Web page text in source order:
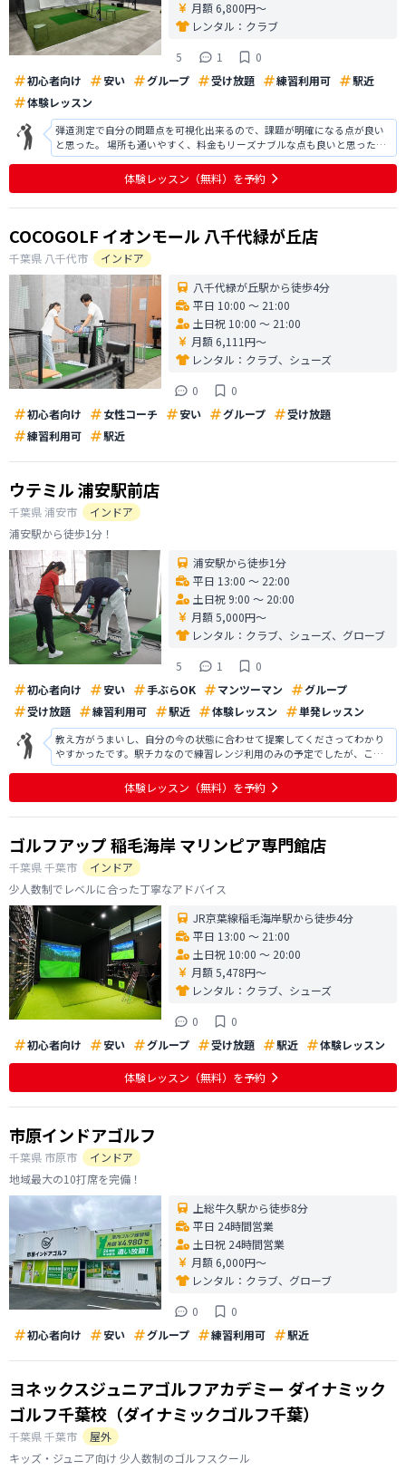
月額 6,800円〜
レンタル： クラブ
5
1
0
初心者向け
安い グループ 受け放題 練習利用可
駅近
体験レッスン
弾道測定で自分の問題点を可視化出来るので、課題が明確になる点が良い
と思った。 場所も通いやすく、料金もリーズナブルな点も良いと思った。
指導に関しても、やるべき事を明確に伝えてくれるので着実にステップア
ップしていけるのではと思う。 打席は4つであまり多く無いので、希望する
時間（自分はサラリーマンなの
体験レッスン （無料） を予約
COCOGOLF イオンモール 八千代緑が丘店
千葉県 八千代市
インドア
八千代緑が丘駅から徒歩4分
平日 10:00 〜 21:00
土日祝 10:00 〜 21:00
月額 6,111円〜
レンタル： クラブ、シューズ
0
0
初心者向け
女性コーチ 安い グループ
受け放題
練習利用可
駅近
ウテミル 浦安駅前店
千葉県浦安市
インドア
浦安駅から徒歩1分！
浦安駅から徒歩1分
平日 13:00 〜 22:00
土日祝 9:00 〜 20:00
月額 5,000円〜
レンタル： クラブ、シューズ、グローブ
5
1
0
初心者向け
安い 手ぶらOK マンツーマン
グループ
受け放題
練習利用可 駅近 体験レッスン 単発レッスン
教え方がうまいし、自分の今の状態に合わせて提案してくださってわかり
やすかったです。駅チカなので練習レンジ利用のみの予定でしたが、この
ようなレッスンなら定期的に受けたいと思い入会。 ほかでいくつかレッス
ンを受けたことがありますが、気さくな感じが自分に合っていると思いま
体験レッスン （無料） を予約
ゴルフアップ 稲毛海岸 マリンピア専門館店
千葉県千葉市
インドア
少人数制でレベルに合った丁寧なアドバイス
JR京葉線稲毛海岸駅から徒歩4分
平日 13:00 〜 21:00
土日祝 10:00 〜 20:00
月額 5,478円〜
レンタル： クラブ、シューズ
0
0
初心者向け
安い グループ 受け放題 駅近 体験レッスン
体験レッスン （無料） を予約
市原インドアゴルフ
千葉県 市原市
インドア
地域最大の10打席を完備！
上総牛久駅から徒歩8分
平日 24時間営業
土日祝 24時間営業
月額 6,000円〜
レンタル： クラブ、グローブ
0
0
初心者向け
安い グループ 練習利用可 駅近
ヨネックスジュニアゴルフアカデミー ダイナミック
ゴルフ千葉校（ダイナミックゴルフ千葉）
千葉県千葉市
屋外
キッズ・ジュニア向け 少人数制のゴルフスクール